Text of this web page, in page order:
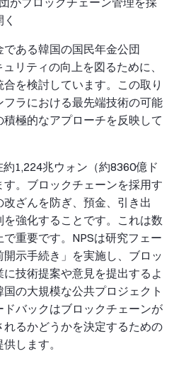
ある韓国の国民年金公団
リティの向上を図るために、
を検討しています。この取り
ラにおける最先端技術の可能
極的なアプローチを反映して
1,224兆ウォン（約8360億ド
。ブロックチェーンを採用す
ざんを防ぎ、預金、引き出
強化することです。これは数
重要です。NPSは研究フェー
示手続き」を実施し、ブロッ
技術提案や意見を提出するよ
の大規模な公共プロジェクト
バックはブロックチェーンが
るかどうかを決定するための
します。